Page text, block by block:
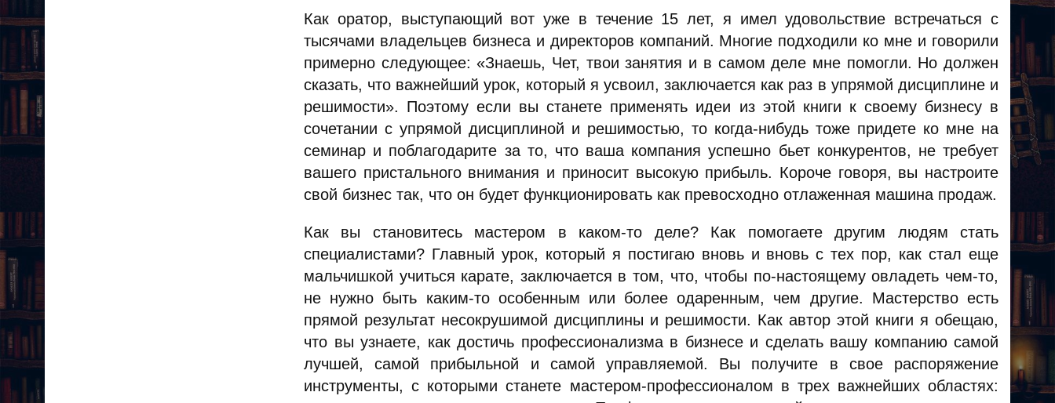
Как оратор, выступающий вот уже в течение 15 лет, я имел удовольствие встречаться с
тысячами владельцев бизнеса и директоров компаний. Многие подходили ко мне и говорили
примерно следующее: «Знаешь, Чет, твои занятия и в самом деле мне помогли. Но должен
сказать, что важнейший урок, который я усвоил, заключается как раз в упрямой дисциплине и
решимости». Поэтому если вы станете применять идеи из этой книги к своему бизнесу в
сочетании с упрямой дисциплиной и решимостью, то когда-нибудь тоже придете ко мне на
семинар и поблагодарите за то, что ваша компания успешно бьет конкурентов, не требует
вашего пристального внимания и приносит высокую прибыль. Короче говоря, вы настроите
свой бизнес так, что он будет функционировать как превосходно отлаженная машина продаж.
Как вы становитесь мастером в каком-то деле? Как помогаете другим людям стать
специалистами? Главный урок, который я постигаю вновь и вновь с тех пор, как стал еще
мальчишкой учиться карате, заключается в том, что, чтобы по-настоящему овладеть чем-то,
не нужно быть каким-то особенным или более одаренным, чем другие. Мастерство есть
прямой результат несокрушимой дисциплины и решимости. Как автор этой книги я обещаю,
что вы узнаете, как достичь профессионализма в бизнесе и сделать вашу компанию самой
лучшей, самой прибыльной и самой управляемой. Вы получите в свое распоряжение
инструменты, с которыми станете мастером-профессионалом в трех важнейших областях: